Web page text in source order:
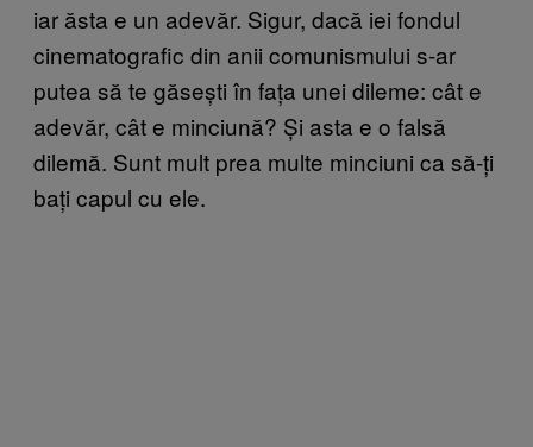
iar ăsta e un adevăr. Sigur, dacă iei fondul
cinematografic din anii comunismului s-ar
putea să te găsești în fața unei dileme: cât e
adevăr, cât e minciună? Și asta e o falsă
dilemă. Sunt mult prea multe minciuni ca să-ți
bați capul cu ele.